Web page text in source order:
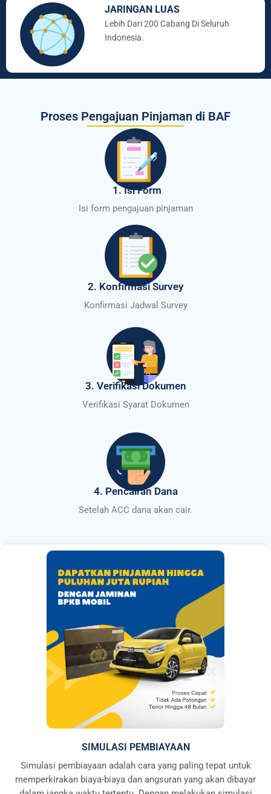
JARINGAN LUAS
Lebih Dari 200 Cabang Di Seluruh
Indonesia.
Proses Pengajuan Pinjaman di BAF
1. Isi Form
Isi form pengajuan pinjaman
2. Konfirmasi Survey
Konfirmasi Jadwal Survey
3. Verifikasi Dokumen
Verifikasi Syarat Dokumen
4. Pencairan Dana
Setelah ACC dana akan cair.
SIMULASI PEMBIAYAAN
Simulasi pembiayaan adalah cara yang paling tepat untuk
memperkirakan biaya-biaya dan angsuran yang akan dibayar